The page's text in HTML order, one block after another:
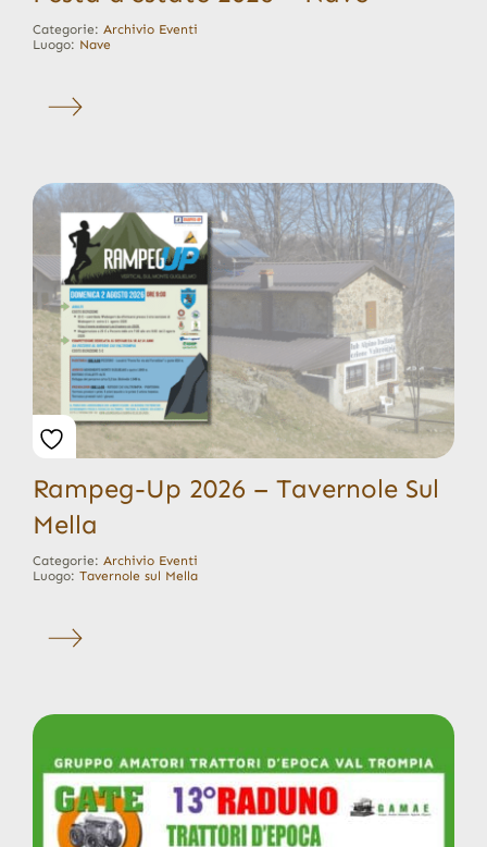
Categorie: Archivio Eventi
Luogo: Nave
Rampeg-Up 2026 – Tavernole Sul
Mella
Categorie: Archivio Eventi
Luogo: Tavernole sul Mella